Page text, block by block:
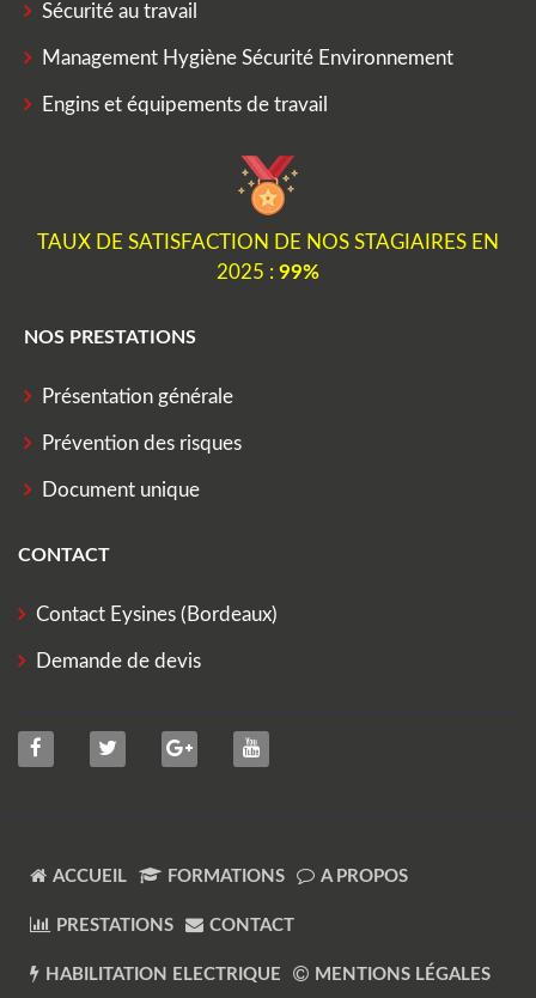
Sécurité au travail
Management Hygiène Sécurité Environnement
Engins et équipements de travail
TAUX DE SATISFACTION DE NOS STAGIAIRES EN
2025 : 99%
NOS PRESTATIONS
Présentation générale
Prévention des risques
Document unique
CONTACT
Contact Eysines (Bordeaux)
Demande de devis
ACCUEIL FORMATIONS A PROPOS
PRESTATIONS CONTACT
HABILITATION ELECTRIQUE MENTIONS LÉGALES